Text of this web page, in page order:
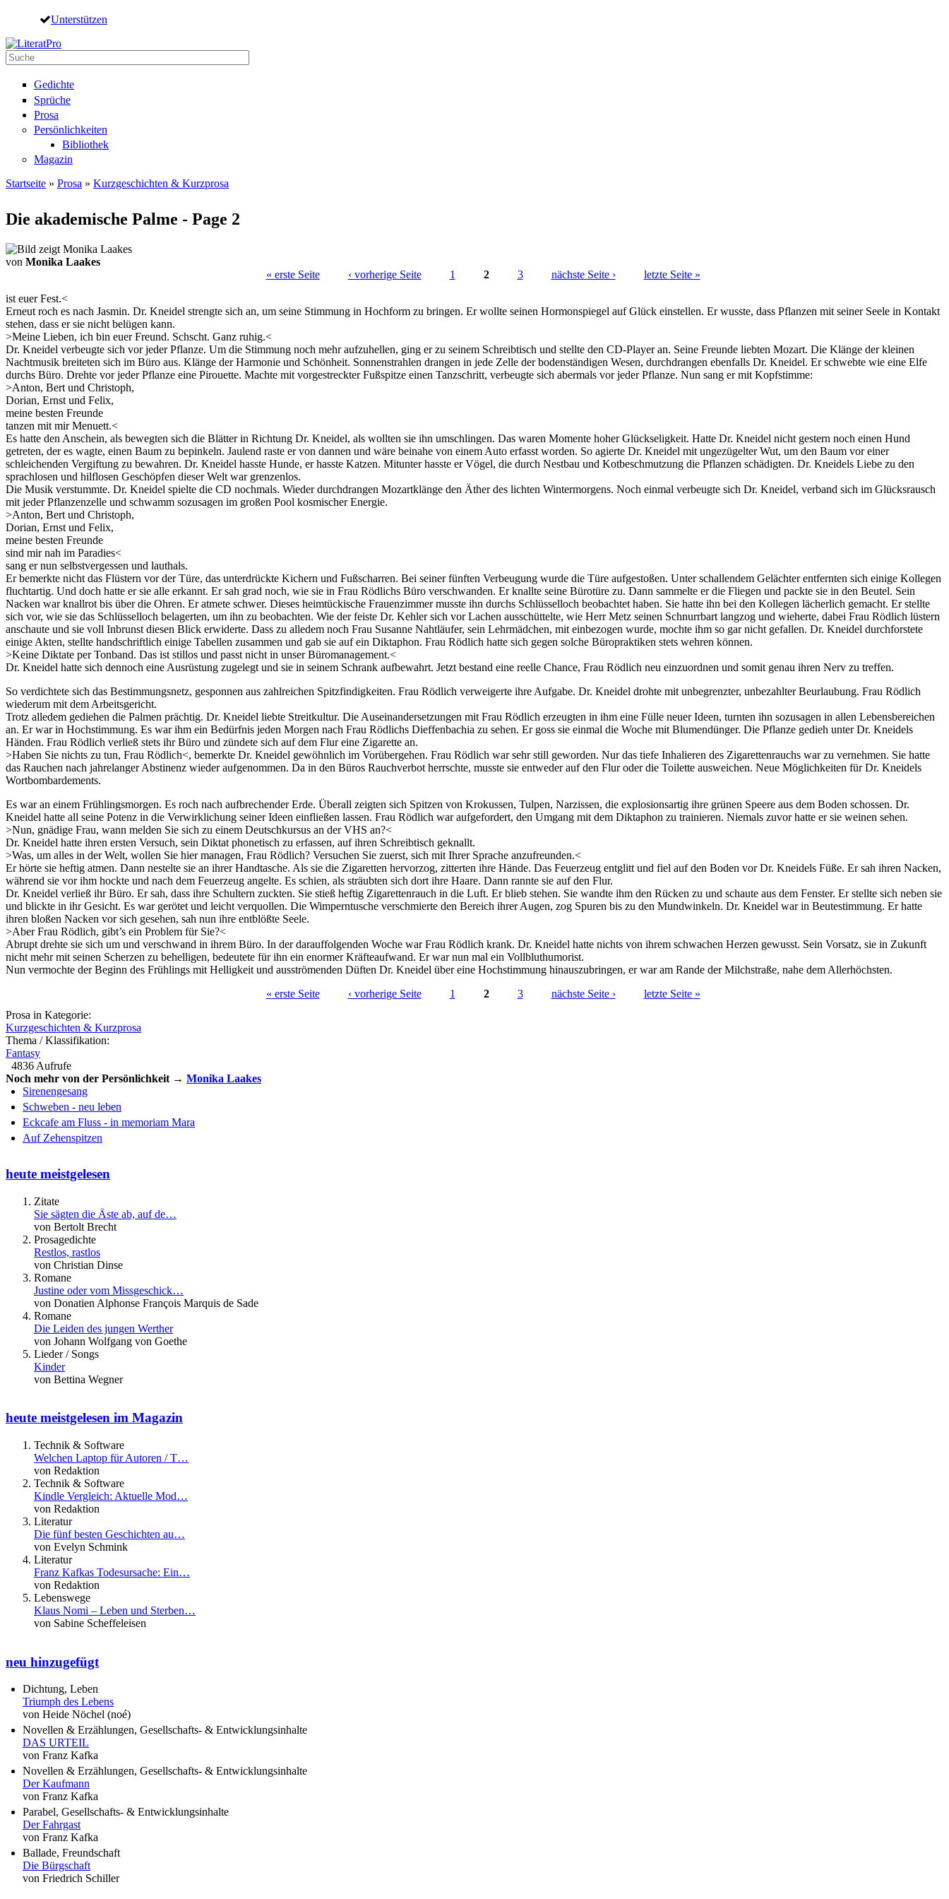
Direkt zum Inhalt
Unterstützen
Suche
Gedichte
Sprüche
Prosa
Persönlichkeiten
Bibliothek
Magazin
Startseite » Prosa » Kurzgeschichten & Kurzprosa
Die akademische Palme - Page 2
von Monika Laakes
Seiten
« erste Seite ‹ vorherige Seite 1 2 3 nächste Seite ›
letzte Seite »
ist euer Fest.<
Erneut roch es nach Jasmin. Dr. Kneidel strengte sich an, um seine Stimmung in Hochform zu bringen. Er wollte seinen Hormonspiegel auf Glück einstellen. Er wusste, dass Pflanzen mit seiner Seele in Kontakt
stehen, dass er sie nicht belügen kann.
>Meine Lieben, ich bin euer Freund. Schscht. Ganz ruhig.<
Dr. Kneidel verbeugte sich vor jeder Pflanze. Um die Stimmung noch mehr aufzuhellen, ging er zu seinem Schreibtisch und stellte den CD-Player an. Seine Freunde liebten Mozart. Die Klänge der kleinen
Nachtmusik breiteten sich im Büro aus. Klänge der Harmonie und Schönheit. Sonnenstrahlen drangen in jede Zelle der bodenständigen Wesen, durchdrangen ebenfalls Dr. Kneidel. Er schwebte wie eine Elfe
durchs Büro. Drehte vor jeder Pflanze eine Pirouette. Machte mit vorgestreckter Fußspitze einen Tanzschritt, verbeugte sich abermals vor jeder Pflanze. Nun sang er mit Kopfstimme:
>Anton, Bert und Christoph,
Dorian, Ernst und Felix,
meine besten Freunde
tanzen mit mir Menuett.<
Es hatte den Anschein, als bewegten sich die Blätter in Richtung Dr. Kneidel, als wollten sie ihn umschlingen. Das waren Momente hoher Glückseligkeit. Hatte Dr. Kneidel nicht gestern noch einen Hund
getreten, der es wagte, einen Baum zu bepinkeln. Jaulend raste er von dannen und wäre beinahe von einem Auto erfasst worden. So agierte Dr. Kneidel mit ungezügelter Wut, um den Baum vor einer
schleichenden Vergiftung zu bewahren. Dr. Kneidel hasste Hunde, er hasste Katzen. Mitunter hasste er Vögel, die durch Nestbau und Kotbeschmutzung die Pflanzen schädigten. Dr. Kneidels Liebe zu den
sprachlosen und hilflosen Geschöpfen dieser Welt war grenzenlos.
Die Musik verstummte. Dr. Kneidel spielte die CD nochmals. Wieder durchdrangen Mozartklänge den Äther des lichten Wintermorgens. Noch einmal verbeugte sich Dr. Kneidel, verband sich im Glücksrausch
mit jeder Pflanzenzelle und schwamm sozusagen im großen Pool kosmischer Energie.
>Anton, Bert und Christoph,
Dorian, Ernst und Felix,
meine besten Freunde
sind mir nah im Paradies<
sang er nun selbstvergessen und lauthals.
Er bemerkte nicht das Flüstern vor der Türe, das unterdrückte Kichern und Fußscharren. Bei seiner fünften Verbeugung wurde die Türe aufgestoßen. Unter schallendem Gelächter entfernten sich einige Kollegen
fluchtartig. Und doch hatte er sie alle erkannt. Er sah grad noch, wie sie in Frau Rödlichs Büro verschwanden. Er knallte seine Bürotüre zu. Dann sammelte er die Fliegen und packte sie in den Beutel. Sein
Nacken war knallrot bis über die Ohren. Er atmete schwer. Dieses heimtückische Frauenzimmer musste ihn durchs Schlüsselloch beobachtet haben. Sie hatte ihn bei den Kollegen lächerlich gemacht. Er stellte
sich vor, wie sie das Schlüsselloch belagerten, um ihn zu beobachten. Wie der feiste Dr. Kehler sich vor Lachen ausschüttelte, wie Herr Metz seinen Schnurrbart langzog und wieherte, dabei Frau Rödlich lüstern
anschaute und sie voll Inbrunst diesen Blick erwiderte. Dass zu alledem noch Frau Susanne Nahtläufer, sein Lehrmädchen, mit einbezogen wurde, mochte ihm so gar nicht gefallen. Dr. Kneidel durchforstete
einige Akten, stellte handschriftlich einige Tabellen zusammen und gab sie auf ein Diktaphon. Frau Rödlich hatte sich gegen solche Büropraktiken stets wehren können.
>Keine Diktate per Tonband. Das ist stillos und passt nicht in unser Büromanagement.<
Dr. Kneidel hatte sich dennoch eine Ausrüstung zugelegt und sie in seinem Schrank aufbewahrt. Jetzt bestand eine reelle Chance, Frau Rödlich neu einzuordnen und somit genau ihren Nerv zu treffen.
So verdichtete sich das Bestimmungsnetz, gesponnen aus zahlreichen Spitzfindigkeiten. Frau Rödlich verweigerte ihre Aufgabe. Dr. Kneidel drohte mit unbegrenzter, unbezahlter Beurlaubung. Frau Rödlich
wiederum mit dem Arbeitsgericht.
Trotz alledem gediehen die Palmen prächtig. Dr. Kneidel liebte Streitkultur. Die Auseinandersetzungen mit Frau Rödlich erzeugten in ihm eine Fülle neuer Ideen, turnten ihn sozusagen in allen Lebensbereichen
an. Er war in Hochstimmung. Es war ihm ein Bedürfnis jeden Morgen nach Frau Rödlichs Dieffenbachia zu sehen. Er goss sie einmal die Woche mit Blumendünger. Die Pflanze gedieh unter Dr. Kneidels
Händen. Frau Rödlich verließ stets ihr Büro und zündete sich auf dem Flur eine Zigarette an.
>Haben Sie nichts zu tun, Frau Rödlich<, bemerkte Dr. Kneidel gewöhnlich im Vorübergehen. Frau Rödlich war sehr still geworden. Nur das tiefe Inhalieren des Zigarettenrauchs war zu vernehmen. Sie hatte
das Rauchen nach jahrelanger Abstinenz wieder aufgenommen. Da in den Büros Rauchverbot herrschte, musste sie entweder auf den Flur oder die Toilette ausweichen. Neue Möglichkeiten für Dr. Kneidels
Wortbombardements.
Es war an einem Frühlingsmorgen. Es roch nach aufbrechender Erde. Überall zeigten sich Spitzen von Krokussen, Tulpen, Narzissen, die explosionsartig ihre grünen Speere aus dem Boden schossen. Dr.
Kneidel hatte all seine Potenz in die Verwirklichung seiner Ideen einfließen lassen. Frau Rödlich war aufgefordert, den Umgang mit dem Diktaphon zu trainieren. Niemals zuvor hatte er sie weinen sehen.
>Nun, gnädige Frau, wann melden Sie sich zu einem Deutschkursus an der VHS an?<
Dr. Kneidel hatte ihren ersten Versuch, sein Diktat phonetisch zu erfassen, auf ihren Schreibtisch geknallt.
>Was, um alles in der Welt, wollen Sie hier managen, Frau Rödlich? Versuchen Sie zuerst, sich mit Ihrer Sprache anzufreunden.<
Er hörte sie heftig atmen. Dann nestelte sie an ihrer Handtasche. Als sie die Zigaretten hervorzog, zitterten ihre Hände. Das Feuerzeug entglitt und fiel auf den Boden vor Dr. Kneidels Füße. Er sah ihren Nacken,
während sie vor ihm hockte und nach dem Feuerzeug angelte. Es schien, als sträubten sich dort ihre Haare. Dann rannte sie auf den Flur.
Dr. Kneidel verließ ihr Büro. Er sah, dass ihre Schultern zuckten. Sie stieß heftig Zigarettenrauch in die Luft. Er blieb stehen. Sie wandte ihm den Rücken zu und schaute aus dem Fenster. Er stellte sich neben sie
und blickte in ihr Gesicht. Es war gerötet und leicht verquollen. Die Wimperntusche verschmierte den Bereich ihrer Augen, zog Spuren bis zu den Mundwinkeln. Dr. Kneidel war in Beutestimmung. Er hatte
ihren bloßen Nacken vor sich gesehen, sah nun ihre entblößte Seele.
>Aber Frau Rödlich, gibt’s ein Problem für Sie?<
Abrupt drehte sie sich um und verschwand in ihrem Büro. In der darauffolgenden Woche war Frau Rödlich krank. Dr. Kneidel hatte nichts von ihrem schwachen Herzen gewusst. Sein Vorsatz, sie in Zukunft
nicht mehr mit seinen Scherzen zu behelligen, bedeutete für ihn ein enormer Kräfteaufwand. Er war nun mal ein Vollbluthumorist.
Nun vermochte der Beginn des Frühlings mit Helligkeit und ausströmenden Düften Dr. Kneidel über eine Hochstimmung hinauszubringen, er war am Rande der Milchstraße, nahe dem Allerhöchsten.
Seiten
« erste Seite ‹ vorherige Seite 1 2 3 nächste Seite ›
letzte Seite »
Prosa in Kategorie:
Kurzgeschichten & Kurzprosa
Thema / Klassifikation:
Fantasy
4836 Aufrufe
Noch mehr von der Persönlichkeit → Monika Laakes
Sirenengesang
Schweben - neu leben
Eckcafe am Fluss - in memoriam Mara
Auf Zehenspitzen
heute meistgelesen
Zitate
Sie sägten die Äste ab, auf de…
von Bertolt Brecht
Prosagedichte
Restlos, rastlos
von Christian Dinse
Romane
Justine oder vom Missgeschick…
von Donatien Alphonse François Marquis de Sade
Romane
Die Leiden des jungen Werther
von Johann Wolfgang von Goethe
Lieder / Songs
Kinder
von Bettina Wegner
heute meistgelesen im Magazin
Technik & Software
Welchen Laptop für Autoren / T…
von Redaktion
Technik & Software
Kindle Vergleich: Aktuelle Mod…
von Redaktion
Literatur
Die fünf besten Geschichten au…
von Evelyn Schmink
Literatur
Franz Kafkas Todesursache: Ein…
von Redaktion
Lebenswege
Klaus Nomi – Leben und Sterben…
von Sabine Scheffeleisen
neu hinzugefügt
Dichtung, Leben
Triumph des Lebens
von Heide Nöchel (noé)
Novellen & Erzählungen, Gesellschafts- & Entwicklungsinhalte
DAS URTEIL
von Franz Kafka
Novellen & Erzählungen, Gesellschafts- & Entwicklungsinhalte
Der Kaufmann
von Franz Kafka
Parabel, Gesellschafts- & Entwicklungsinhalte
Der Fahrgast
von Franz Kafka
Ballade, Freundschaft
Die Bürgschaft
von Friedrich Schiller